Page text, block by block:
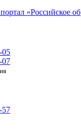
«Российское
05
07
57